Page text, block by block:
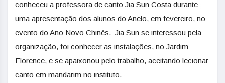
conheceu a professora de canto Jia Sun Costa durante
uma apresentação dos alunos do Anelo, em fevereiro, no
evento do Ano Novo Chinês. Jia Sun se interessou pela
organização, foi conhecer as instalações, no Jardim
Florence, e se apaixonou pelo trabalho, aceitando lecionar
canto em mandarim no instituto.